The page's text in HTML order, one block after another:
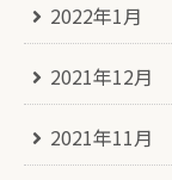
2022年1月
2021年12月
2021年11月